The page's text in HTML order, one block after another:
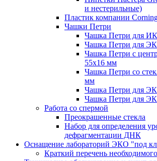
и нестерильные)
Пластик компании
Чашки Петри
Чашка Петри для
Чашка Петри для
Чашка Петри с
55x16 мм
Чашка Петри со
мм
Чашка Петри для
Чашка Петри для
Работа со спермой
Преокрашенные стекла
Набор для определения
дефрагментации ДНК
Оснащение лабораторий ЭКО "под
Краткий перечень